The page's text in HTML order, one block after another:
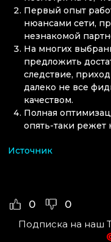
Первый опыт
нюансами сети,
незнакомой
На многих
предложить
следствие,
далеко не все
качеством.
Полная
опять-таки режет
Источник
0 0
Подписка на наш